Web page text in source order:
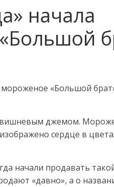
начала
«Большой
джемом.
сердце в
начали продавать
«давно», а о